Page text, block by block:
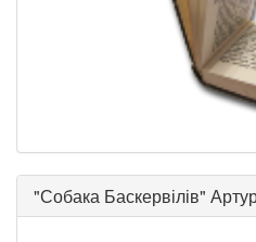
"Собака Баскервілів"